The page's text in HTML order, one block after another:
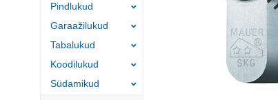
Pindlukud
Garaažilukud
Tabalukud
Koodilukud
Südamikud